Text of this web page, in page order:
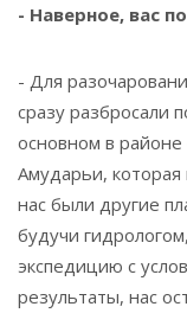
- Наверное, вас
- Для
сразу разбросали
основном в
Амударьи,
нас были другие
будучи
экспедицию с
результаты, нас